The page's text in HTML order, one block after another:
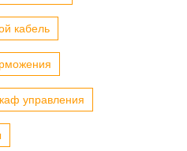
кабель
управления